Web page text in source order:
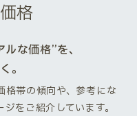
格
な価格”を、
。
格帯の傾向や、参考にな
をご紹介しています。